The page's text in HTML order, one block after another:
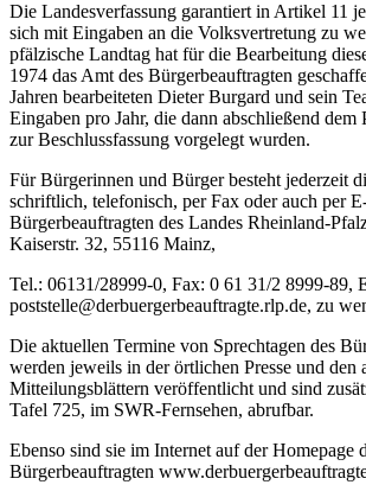
Die Landesverfassung garantiert in Artikel 11
sich mit Eingaben an die Volksvertretung zu
pfälzische Landtag hat für die Bearbeitung
1974 das Amt des Bürgerbeauftragten
Jahren bearbeiteten Dieter Burgard und sein
Eingaben pro Jahr, die dann abschließend dem
zur Beschlussfassung vorgelegt wurden.
Für Bürgerinnen und Bürger besteht jederzeit
schriftlich, telefonisch, per Fax oder auch per
Bürgerbeauftragten des Landes Rheinland-
Kaiserstr. 32, 55116 Mainz,
Tel.: 06131/28999-0, Fax: 0 61 31/2 8999-89,
poststelle@derbuergerbeauftragte.rlp.de, zu
Die aktuellen Termine von Sprechtagen des
werden jeweils in der örtlichen Presse und den
Mitteilungsblättern veröffentlicht und sind
Tafel 725, im SWR-Fernsehen, abrufbar.
Ebenso sind sie im Internet auf der Homepage
Bürgerbeauftragten